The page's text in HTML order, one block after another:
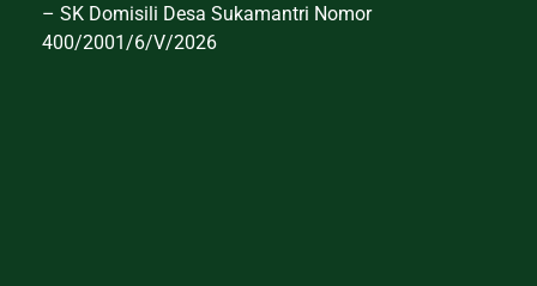
– SK Domisili Desa Sukamantri Nomor
400/2001/6/V/2026